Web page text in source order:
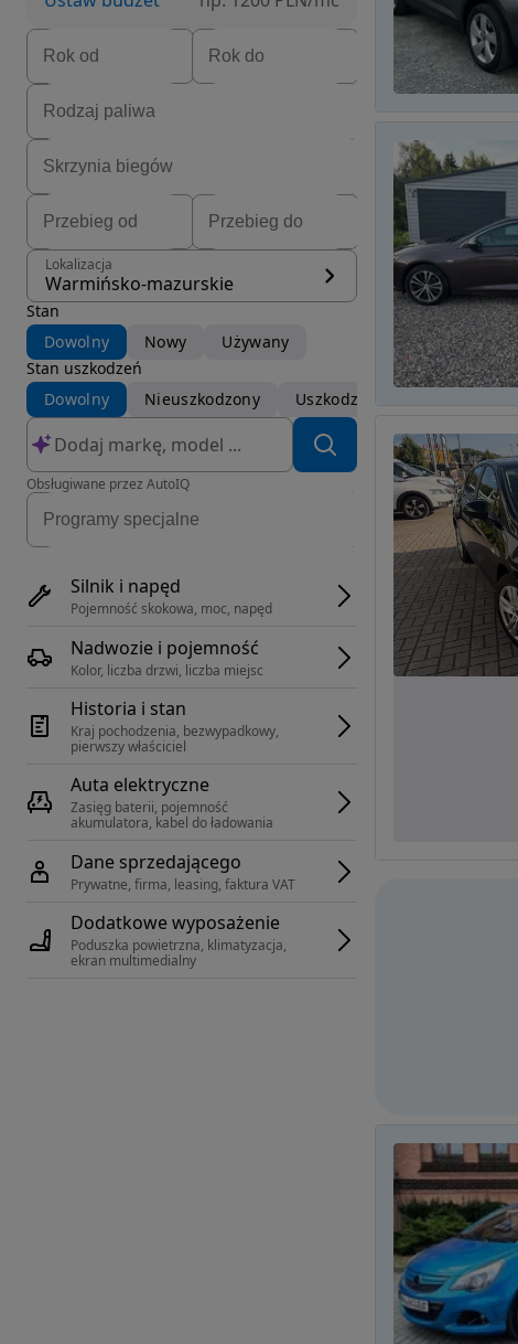
Lokalizacja
Warmińsko-mazurskie
Stan
Dowolny
Nowy
Używany
Stan uszkodzeń
Dowolny
Nieuszkodzony Uszkodzony
Obsługiwane przez AutoIQ
Silnik i napęd
Pojemność skokowa, moc, napęd
Nadwozie i pojemność
Kolor, liczba drzwi, liczba miejsc
Historia i stan
Kraj pochodzenia, bezwypadkowy,
pierwszy właściciel
Auta elektryczne
Zasięg baterii, pojemność
akumulatora, kabel do ładowania
Dane sprzedającego
Prywatne, firma, leasing, faktura VAT
Dodatkowe wyposażenie
Poduszka powietrzna, klimatyzacja,
ekran multimedialny